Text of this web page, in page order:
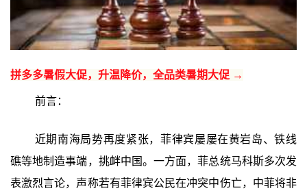
拼多多暑假大促，升温降价，全品类暑期大促 →
前言：
近期南海局势再度紧张，菲律宾屡屡在黄岩岛、铁线
礁等地制造事端，挑衅中国。一方面，菲总统马科斯多次发
表激烈言论，声称若有菲律宾公民在冲突中伤亡，中菲将非